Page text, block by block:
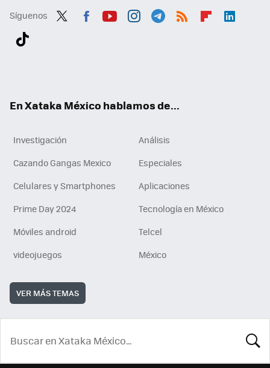
Síguenos
En Xataka México hablamos de...
Investigación
Análisis
Cazando Gangas Mexico
Especiales
Celulares y Smartphones
Aplicaciones
Prime Day 2024
Tecnología en México
Móviles android
Telcel
videojuegos
México
VER MÁS TEMAS